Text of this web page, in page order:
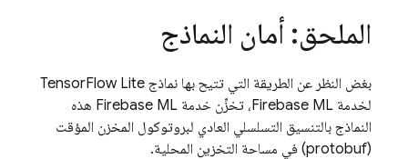
الملحق: أمان النماذج
بغض النظر عن الطريقة التي تتيح بها نماذج TensorFlow Lite
لخدمة Firebase ML، تخزِّن خدمة Firebase ML هذه
النماذج بالتنسيق التسلسلي العادي لبروتوكول المخزن المؤقت
(protobuf) في مساحة التخزين المحلية.